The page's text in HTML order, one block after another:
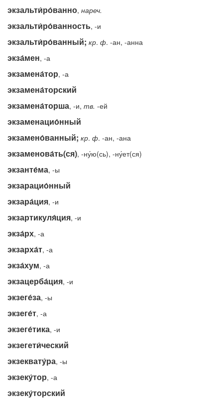
экзальти́ро́ванно, нареч.
экзальти́ро́ванность, -и
экзальти́ро́ванный; кр. ф. -ан, -анна
экза́мен, -а
экзамена́тор, -а
экзамена́торский
экзамена́торша, -и, тв. -ей
экзаменацио́нный
экзамено́ванный; кр. ф. -ан, -ана
экзаменова́ть(ся), -ну́ю(сь), -ну́ет(ся)
экзанте́ма, -ы
экзарацио́нный
экзара́ция, -и
экзартикуля́ция, -и
экза́рх, -а
экзарха́т, -а
экза́хум, -а
экзацерба́ция, -и
экзеге́за, -ы
экзеге́т, -а
экзеге́тика, -и
экзегети́ческий
экзеквату́ра, -ы
экзеку́тор, -а
экзеку́торский